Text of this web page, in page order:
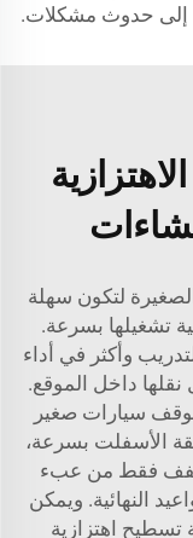
إلى حدوث مشكلات.
لتكون سهلة
تشغيلها بسرعة.
وأكثر في أداء
نقلها داخل الموقع.
سيارات صغير
الأسفلت بسرعة،
فقط من عبء
النهائية. ويمكن
تسطيح اهتزازية